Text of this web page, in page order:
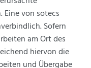
von sotecs
Sofern
am Ort des
hiervon die
und Übergabe